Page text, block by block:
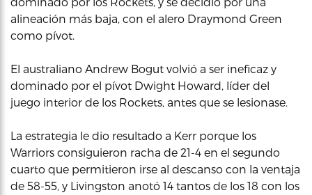
alineación más baja, con el alero Draymond Green
como pívot.
El australiano Andrew Bogut volvió a ser ineficaz y
dominado por el pívot Dwight Howard, líder del
juego interior de los Rockets, antes que se lesionase.
La estrategia le dio resultado a Kerr porque los
Warriors consiguieron racha de 21-4 en el segundo
cuarto que permitieron irse al descanso con la ventaja
de 58-55, y Livingston anotó 14 tantos de los 18 con los